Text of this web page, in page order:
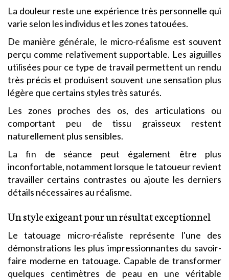
La douleur reste une expérience très personnelle qui
varie selon les individus et les zones tatouées.
De manière générale, le micro-réalisme est souvent
perçu comme relativement supportable. Les aiguilles
utilisées pour ce type de travail permettent un rendu
très précis et produisent souvent une sensation plus
légère que certains styles très saturés.
Les zones proches des os, des articulations ou
comportant peu de tissu graisseux restent
naturellement plus sensibles.
La fin de séance peut également être plus
inconfortable, notamment lorsque le tatoueur revient
travailler certains contrastes ou ajoute les derniers
détails nécessaires au réalisme.
Un style exigeant pour un résultat exceptionnel
Le tatouage micro-réaliste représente l'une des
démonstrations les plus impressionnantes du savoir-
faire moderne en tatouage. Capable de transformer
quelques centimètres de peau en une véritable